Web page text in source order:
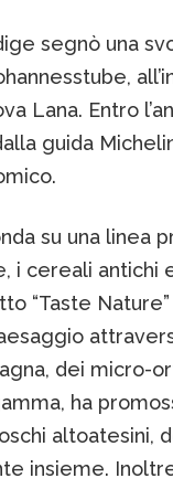
segnò una
Lana. Entro
guida
su una linea
i cereali antichi
“Taste
dei micro-
ha
altoatesini,
insieme.